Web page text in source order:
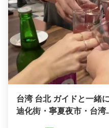
台湾 台北 ガイドと一緒
迪化街・寧夏夜市・台湾